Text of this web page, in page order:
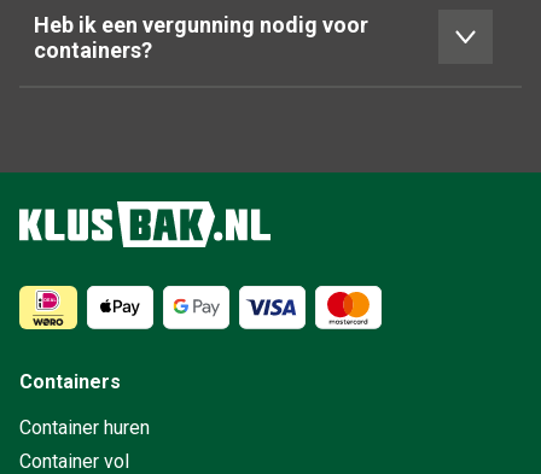
Heb ik een vergunning nodig voor
containers?
Containers
Container huren
Container vol